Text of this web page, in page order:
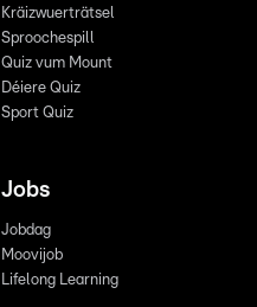
Kräizwuerträtsel
Sproochespill
Quiz vum Mount
Déiere Quiz
Sport Quiz
Jobs
Jobdag
Moovijob
Lifelong Learning